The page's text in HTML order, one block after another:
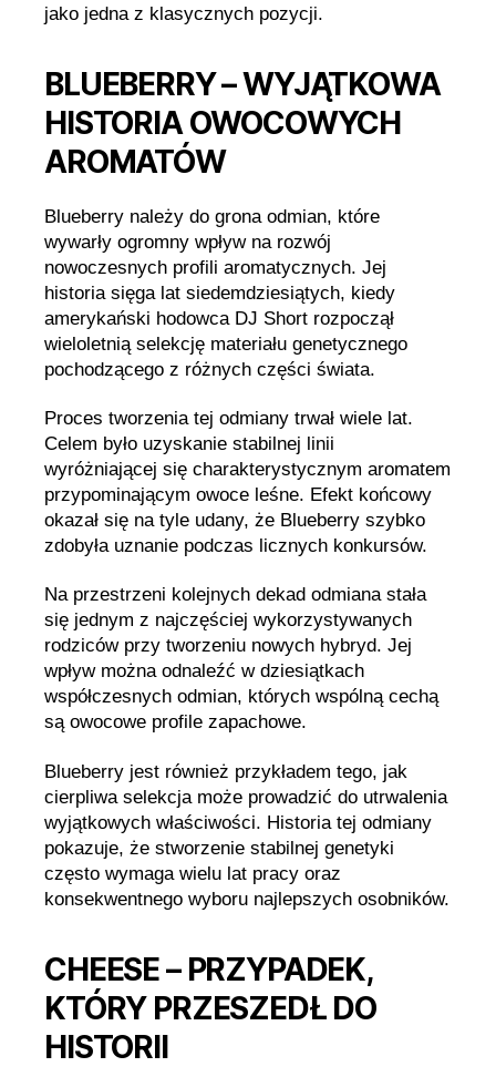
jako jedna z klasycznych pozycji.
BLUEBERRY – WYJĄTKOWA
HISTORIA OWOCOWYCH
AROMATÓW
Blueberry należy do grona odmian, które
wywarły ogromny wpływ na rozwój
nowoczesnych profili aromatycznych. Jej
historia sięga lat siedemdziesiątych, kiedy
amerykański hodowca DJ Short rozpoczął
wieloletnią selekcję materiału genetycznego
pochodzącego z różnych części świata.
Proces tworzenia tej odmiany trwał wiele lat.
Celem było uzyskanie stabilnej linii
wyróżniającej się charakterystycznym aromatem
przypominającym owoce leśne. Efekt końcowy
okazał się na tyle udany, że Blueberry szybko
zdobyła uznanie podczas licznych konkursów.
Na przestrzeni kolejnych dekad odmiana stała
się jednym z najczęściej wykorzystywanych
rodziców przy tworzeniu nowych hybryd. Jej
wpływ można odnaleźć w dziesiątkach
współczesnych odmian, których wspólną cechą
są owocowe profile zapachowe.
Blueberry jest również przykładem tego, jak
cierpliwa selekcja może prowadzić do utrwalenia
wyjątkowych właściwości. Historia tej odmiany
pokazuje, że stworzenie stabilnej genetyki
często wymaga wielu lat pracy oraz
konsekwentnego wyboru najlepszych osobników.
CHEESE – PRZYPADEK,
KTÓRY PRZESZEDŁ DO
HISTORII